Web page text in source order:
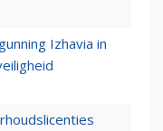
Izhavia in